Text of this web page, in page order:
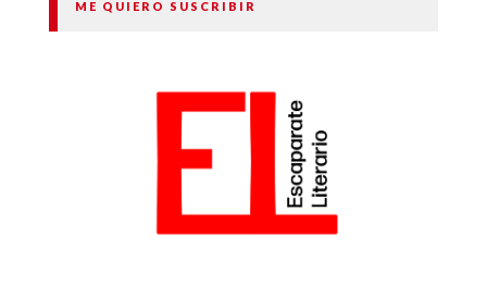
ME QUIERO SUSCRIBIR